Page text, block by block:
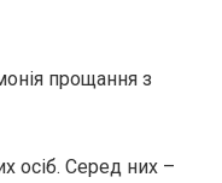
прощання з
осіб. Серед них –